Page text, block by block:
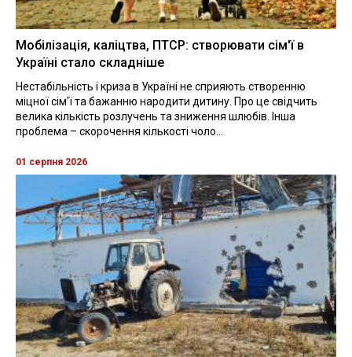
Мобілізація, каліцтва, ПТСР: створювати сім'ї в
Україні стало складніше
Нестабільність і криза в Україні не сприяють створенню
міцної сім'ї та бажанню народити дитину. Про це свідчить
велика кількість розлучень та зниження шлюбів. Інша
проблема – скорочення кількості чоло...
01 серпня 2026